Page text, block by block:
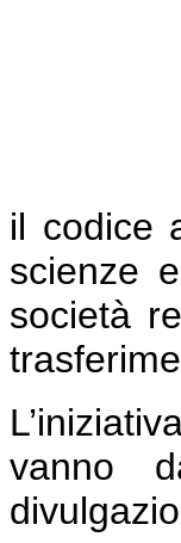
il codice
scienze
società
vanno